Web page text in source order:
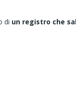
di un registro che